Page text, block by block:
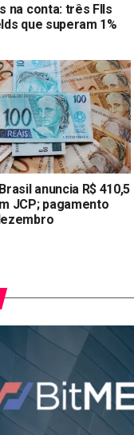
na conta: três FIIs
que superam 1%
anuncia R$ 410,5
JCP; pagamento